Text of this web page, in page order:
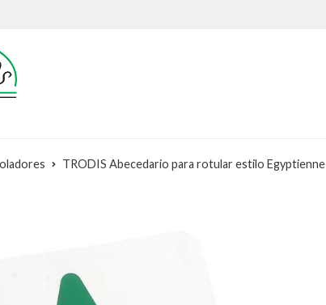
TRODIS Abecedario para rotular estilo Egyptienne